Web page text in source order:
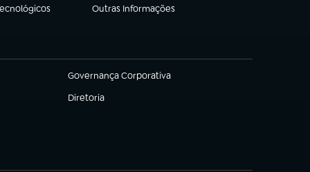
Outras Informações
(abre em nova aba)
Governança Corporativa
(abre em nova aba)
Diretoria
(abre em nova aba)